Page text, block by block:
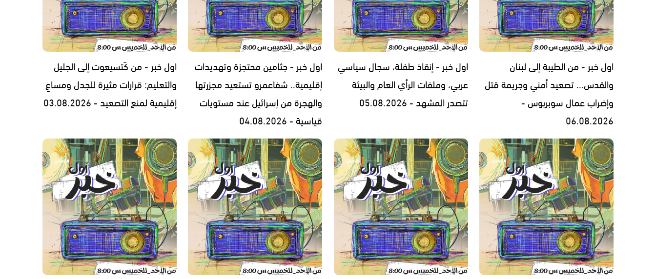
اول خبر - من الطيبة إلى لبنان
والقدس... تصعيد أمني وجريمة قتل
وإضراب عمال سوبربوس -
06.08.2026
اول خبر - إنقاذ طفلة، سجال سياسي
عربي، وملفات الرأي العام والبيئة
تتصدر المشهد - 05.08.2026
اول خبر - جثامين محتجزة وتهديدات
إقليمية.. شفاعمرو تستعيد مجزرتها
والهجرة من إسرائيل عند مستويات
قياسية - 04.08.2026
اول خبر - من كَتسيعوت إلى الجليل
والتعليم: قرارات مثيرة للجدل ومساعٍ
إقليمية لمنع التصعيد - 03.08.2026